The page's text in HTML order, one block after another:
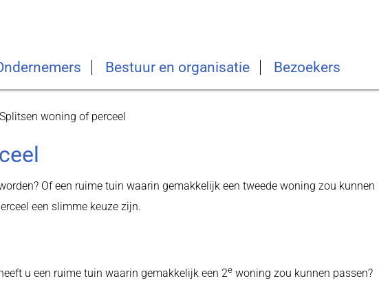
Bestuur en organisatie Bezoekers
Splitsen woning of perceel
Of een ruime tuin waarin gemakkelijk een tweede woning zou kunnen
een slimme keuze zijn.
u een ruime tuin waarin gemakkelijk een 2ewoning zou kunnen passen?